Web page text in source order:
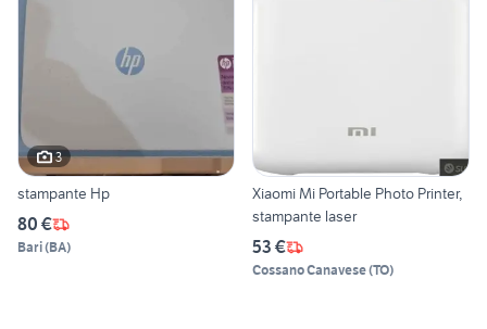
3
stampante Hp
80 €
Bari(BA)
Xiaomi Mi Portable Photo Printer,
stampante laser
53 €
Cossano Canavese(TO)